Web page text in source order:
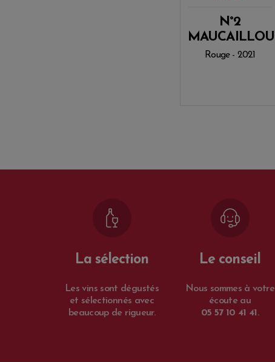
N°2
MAUCAILLOU
Rouge - 2021
La sélection
Les vins sont dégustés
et sélectionnés avec
beaucoup de rigueur.
Le conseil
Nous sommes à votre
écoute au
05 57 10 41 41 .